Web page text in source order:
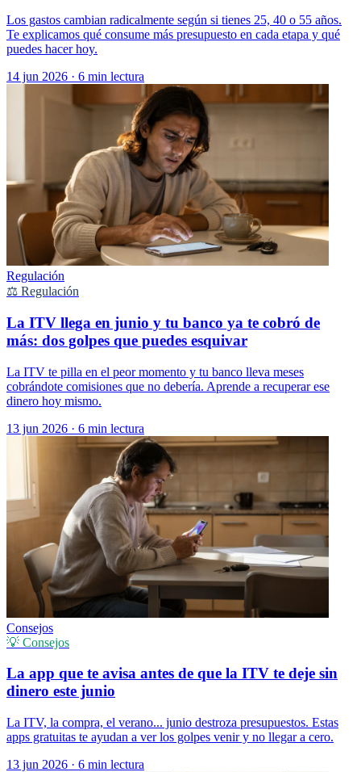
Los gastos cambian radicalmente según si tienes 25, 40 o 55 años.
Te explicamos qué consume más presupuesto en cada etapa y qué
puedes hacer hoy.
14 jun 2026 · 6 min lectura
Regulación
⚖️ Regulación
La ITV llega en junio y tu banco ya te cobró de
más: dos golpes que puedes esquivar
La ITV te pilla en el peor momento y tu banco lleva meses
cobrándote comisiones que no debería. Aprende a recuperar ese
dinero hoy mismo.
13 jun 2026 · 6 min lectura
Consejos
💡 Consejos
La app que te avisa antes de que la ITV te deje sin
dinero este junio
La ITV, la compra, el verano... junio destroza presupuestos. Estas
apps gratuitas te ayudan a ver los golpes venir y no llegar a cero.
13 jun 2026 · 6 min lectura